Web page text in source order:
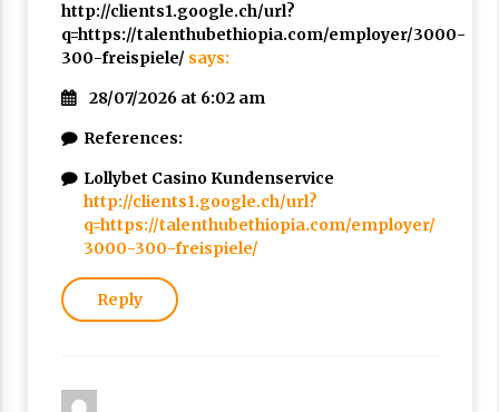
http://clients1.google.ch/url?
q=https://talenthubethiopia.com/employer/3000-
300-freispiele/ says:
28/07/2026 at 6:02 am
References:
Lollybet Casino Kundenservice
http://clients1.google.ch/url?
q=https://talenthubethiopia.com/employer/
3000-300-freispiele/
Reply